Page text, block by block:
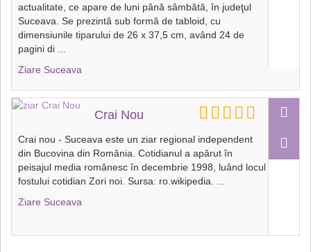
actualitate, ce apare de luni până sâmbătă, în judeţul
Suceava. Se prezintă sub formă de tabloid, cu
dimensiunile tiparului de 26 x 37,5 cm, având 24 de
pagini di
Ziare Suceava
Crai Nou
Crai nou - Suceava este un ziar regional independent
din Bucovina din România. Cotidianul a apărut în
peisajul media românesc în decembrie 1998, luând locul
fostului cotidian Zori noi. Sursa: ro.wikipedia.
Ziare Suceava